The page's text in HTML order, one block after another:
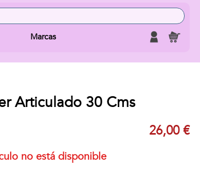
Marcas
Articulado 30 Cms
26,00 €
no está disponible